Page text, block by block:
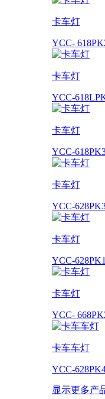
卡车灯
YCC-
卡车灯
YCC-
卡车灯
YCC-
卡车灯
YCC-
卡车灯
YCC-
卡车灯
YCC-
卡车车灯
YCC-
显示更多产